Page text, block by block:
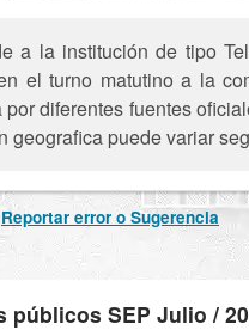
a la institución de tipo
el turno matutino a la
diferentes fuentes
puede variar
Reportar error o Sugerencia
públicos SEP Julio /